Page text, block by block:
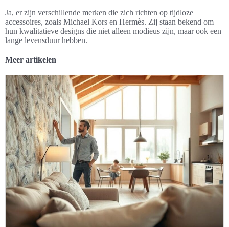
Ja, er zijn verschillende merken die zich richten op tijdloze
accessoires, zoals Michael Kors en Hermès. Zij staan bekend om
hun kwalitatieve designs die niet alleen modieus zijn, maar ook een
lange levensduur hebben.
Meer artikelen